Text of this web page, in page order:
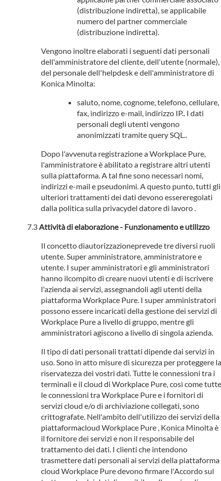
(distribuzione indiretta), se applicabile
numero del partner commerciale
(distribuzione indiretta).
Vengono inoltre elaborati i seguenti dati personali
dell'amministratore del cliente, dell'utente (normale),
del personale dell'helpdesk e dell'amministratore di
Konica Minolta:
saluto, nome, cognome, telefono, cellulare,
fax, indirizzo e-mail, indirizzo IP.. I dati
personali degli utenti vengono
anonimizzati tramite query SQL..
Dopo l'avvenuta registrazione a Workplace Pure,
l'amministratore è abilitato a registrare altri utenti
sulla piattaforma. A tal fine sono necessari nomi,
indirizzi e-mail e pseudonimi. A questo punto, tutti gli
ulteriori trattamenti dei dati devono essereregolati
dalla politica sulla privacydel datore di lavoro .
Attività di elaborazione - Funzionamento e utilizzo
Il concetto diautorizzazioneprevede tre diversi ruoli
utente. Super amministratore, amministratore e
utente. I super amministratori e gli amministratori
hanno ilcompito di creare nuovi utenti e di iscrivere
l'azienda ai servizi, assegnandoli agli utenti della
piattaforma Workplace Pure. I super amministratori
possono essere incaricati della gestione dei servizi di
Workplace Pure a livello di gruppo, mentre gli
amministratori agiscono a livello di singola azienda.
Il tipo di dati personali trattati dipende dai servizi in
uso. Sono in atto misure di sicurezza per proteggere la
riservatezza dei vostri dati. Tutte le connessioni tra i
terminali e il cloud di Workplace Pure, così come tutte
le connessioni tra Workplace Pure e i fornitori di
servizi cloud e/o di archiviazione collegati, sono
crittografate. Nell'ambito dell'utilizzo dei servizi della
piattaformacloud Workplace Pure , Konica Minolta è
il fornitore dei servizi e non il responsabile del
trattamento dei dati. I clienti che intendono
trasmettere dati personali ai servizi della piattaforma
cloud Workplace Pure devono firmare l'Accordo sul